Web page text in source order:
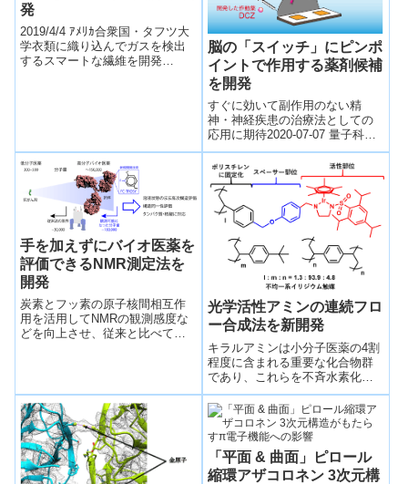
発
2019/4/4 ｱﾒﾘｶ合衆国・タフツ大
学衣類に織り込んでガスを検出
するスマートな繊維を開発
脳の「スイッチ」にピンポ
イントで作用する薬剤候補
を開発
すぐに効いて副作用のない精
神・神経疾患の治療法としての
応用に期待2020-07-07 量子科学
技術研究開発機構,京都大学霊長
類研究所,慶應義塾大学医学部,日
本医...
手を加えずにバイオ医薬を
評価できるNMR測定法を
開発
炭素とフッ素の原子核間相互作
用を活用してNMRの観測感度な
どを向上させ、従来と比べて一
た。
光学活性アミンの連続フロ
ー合成法を新開発
キラルアミンは小分子医薬の4割
程度に含まれる重要な化合物群
であり、これらを不斉水素化に
より効率的に合成を行える不均
一系イリジウム触媒を新たに開
発した。
「平面 & 曲面」ピロール
縮環アザコロネン 3次元構